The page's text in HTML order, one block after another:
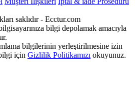
saklıdır - Ecctur.com
bilgi depolamak amacıyla
bilgilerinin yerleştirilmesine izin
için Gizlilik Politikamızı okuyunuz.